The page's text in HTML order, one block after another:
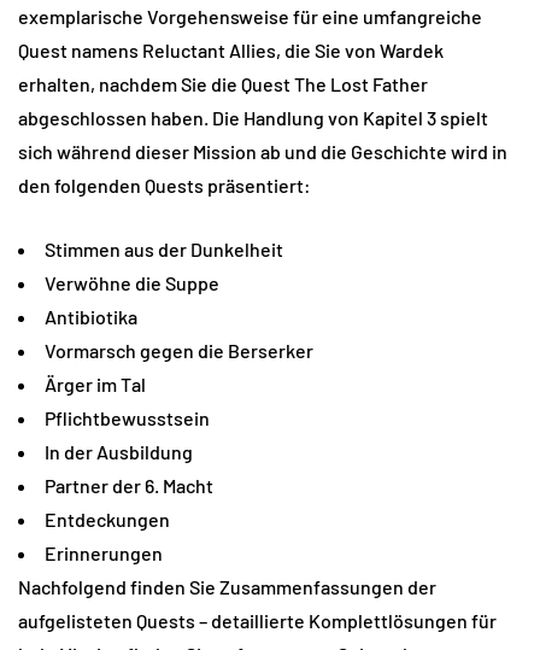
exemplarische Vorgehensweise für eine umfangreiche
Quest namens Reluctant Allies, die Sie von Wardek
erhalten, nachdem Sie die Quest The Lost Father
abgeschlossen haben. Die Handlung von Kapitel 3 spielt
sich während dieser Mission ab und die Geschichte wird in
den folgenden Quests präsentiert:
Stimmen aus der Dunkelheit
Verwöhne die Suppe
Antibiotika
Vormarsch gegen die Berserker
Ärger im Tal
Pflichtbewusstsein
In der Ausbildung
Partner der 6. Macht
Entdeckungen
Erinnerungen
Nachfolgend finden Sie Zusammenfassungen der
aufgelisteten Quests – detaillierte Komplettlösungen für